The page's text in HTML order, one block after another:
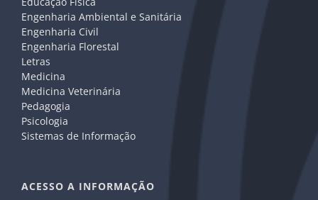
Engenharia Ambiental e Sanitária
Engenharia Civil
Engenharia Florestal
Letras
Medicina
Medicina Veterinária
Pedagogia
Psicologia
Sistemas de Informação
ACESSO A INFORMAÇÃO